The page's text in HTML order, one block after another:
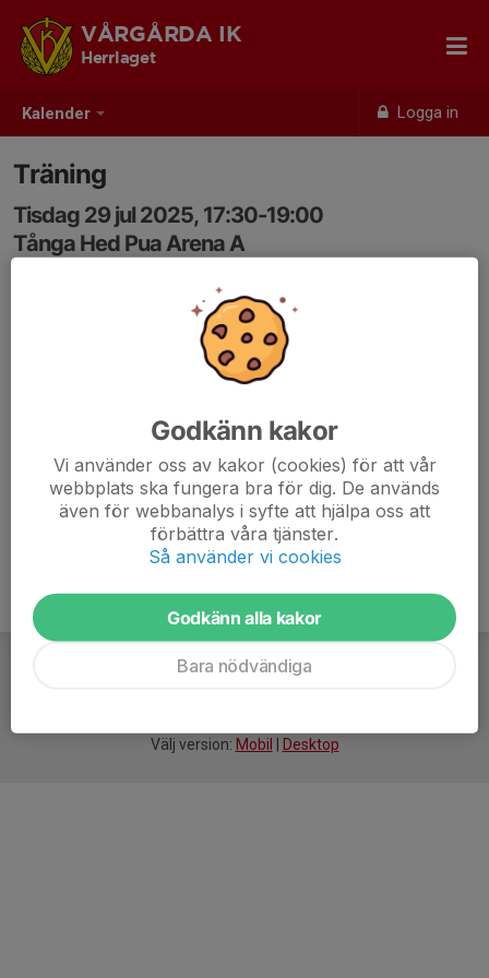
Kalender Logga in
VÅRGÅRDA IK
Herrlaget
Träning
Tisdag 29 jul 2025, 17:30-19:00
Tånga Hed Pua Arena A
Välj version: Mobil Desktop
Godkänn kakor
Vi använder oss av kakor (cookies) för att vår
webbplats ska fungera bra för dig. De används
även för webbanalys i syfte att hjälpa oss att
förbättra våra tjänster.
Så använder vi cookies
Godkänn alla kakor
Bara nödvändiga